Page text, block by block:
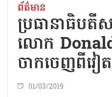
ព័ត៌មាន
ប្រធានាធិបតីស
លោក
ចាកចេញពីវ
01/03/2019